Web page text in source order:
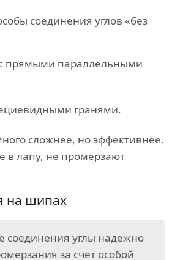
соединения углов «без
прямыми параллельными
гранями.
сложнее, но эффективнее.
в лапу, не промерзают
на шипах
соединения углы надежно
за счет особой